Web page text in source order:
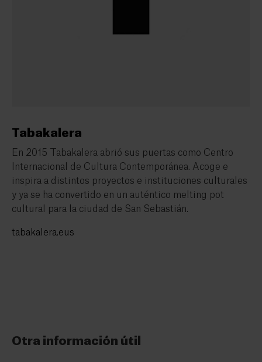
Tabakalera
En 2015 Tabakalera abrió sus puertas como Centro
Internacional de Cultura Contemporánea. Acoge e
inspira a distintos proyectos e instituciones culturales
y ya se ha convertido en un auténtico melting pot
cultural para la ciudad de San Sebastián.
tabakalera.eus
Otra información útil